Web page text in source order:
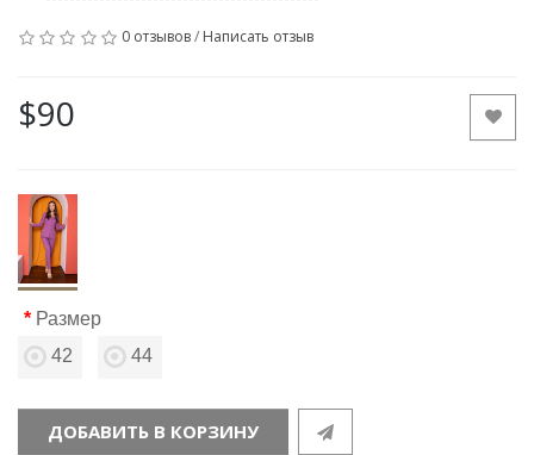
0 отзывов/ Написать отзыв
$90
Размер
42
44
ДОБАВИТЬ В КОРЗИНУ